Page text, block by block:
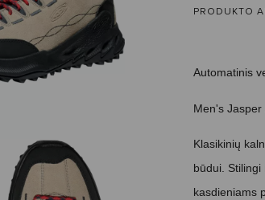
PRODUKTO
Automatinis
Men's
Klasikinių
būdui.
kasdieniams